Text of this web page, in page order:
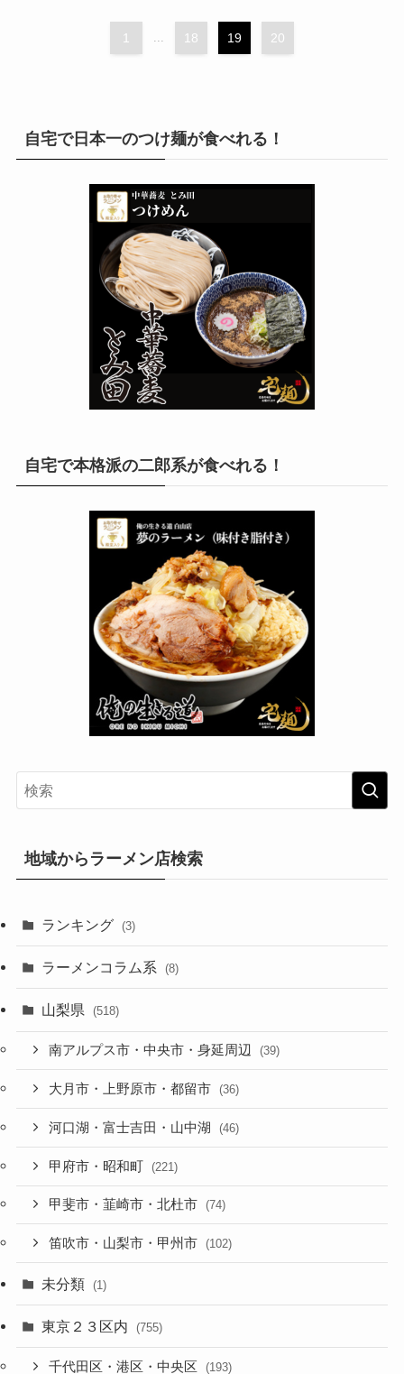
1 ... 18 19 20
自宅で日本一のつけ麺が食べれる！
自宅で本格派の二郎系が食べれる！
地域からラーメン店検索
ランキング (3)
ラーメンコラム系 (8)
山梨県 (518)
南アルプス市・中央市・身延周辺 (39)
大月市・上野原市・都留市 (36)
河口湖・富士吉田・山中湖 (46)
甲府市・昭和町 (221)
甲斐市・韮崎市・北杜市 (74)
笛吹市・山梨市・甲州市 (102)
未分類 (1)
東京２３区内 (755)
千代田区・港区・中央区 (193)